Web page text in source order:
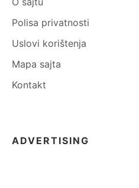
Polisa privatnosti
Uslovi korištenja
Mapa sajta
Kontakt
ADVERTISING